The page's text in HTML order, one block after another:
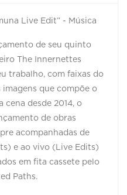
Live Edit” - Música
de seu quinto
The Innernettes
trabalho, com faixas do
que compõe o
cena desde 2014, o
de obras
acompanhadas de
e ao vivo (Live Edits)
em fita cassete pelo
Paths.